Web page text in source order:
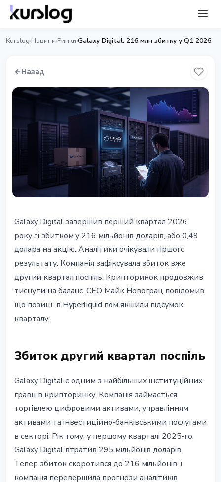
Kurslog›Новини›Ринки›Galaxy Digital: 216 млн збитку у Q1 2026
←Назад
Galaxy Digital: 216 млн збитку у
Q1 2026 та ставка на дата-
центри
28 квітня 2026 р.3 хв читання
Наталія Дорофєєва
Galaxy Digital завершив перший квартал 2026
року зі збитком у 216 мільйонів доларів, або 0,49
долара на акцію. Аналітики очікували гіршого
результату. Компанія зафіксувала збиток вже
другий квартал поспіль. Крипторинок продовжив
тиснути на баланс. CEO Майк Новограц повідомив,
що позиції в Hyperliquid пом'якшили підсумок
кварталу.
Збиток другий квартал поспіль
Galaxy Digital є одним з найбільших інституційних
гравців крипторинку. Компанія займається
торгівлею цифровими активами, управлінням
активами та інвестиційно-банківськими послугами
в секторі. Рік тому, у першому кварталі 2025-го,
Galaxy Digital втратив 295 мільйонів доларів.
Тепер збиток скоротився до 216 мільйонів, і
компанія перевершила прогнози аналітиків